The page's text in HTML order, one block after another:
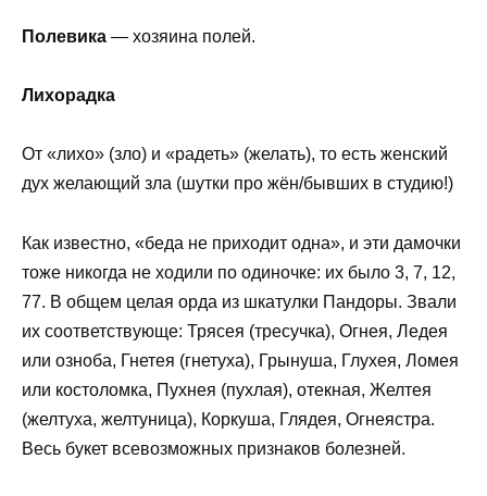
Полевика — хозяина полей.
Лихорадка
От «лихо» (зло) и «радеть» (желать), то есть женский
дух желающий зла (шутки про жён/бывших в студию!)
Как известно, «беда не приходит одна», и эти дамочки
тоже никогда не ходили по одиночке: их было 3, 7, 12,
77. В общем целая орда из шкатулки Пандоры. Звали
их соответствующе: Трясея (тресучка), Огнея, Ледея
или озноба, Гнетея (гнетуха), Грынуша, Глухея, Ломея
или костоломка, Пухнея (пухлая), отекная, Желтея
(желтуха, желтуница), Коркуша, Глядея, Огнеястра.
Весь букет всевозможных признаков болезней.